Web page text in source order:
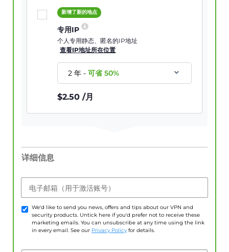
新增了新的地点
专用IP
个人专用静态、匿名的IP地址
查看IP地址所在位置
2 年-可省50%
$2.50 /月
详细信息
电子邮箱（用于激活账号）
We'd like to send you news, offers and tips about our VPN and
security products. Untick here if you'd prefer not to receive these
marketing emails. You can unsubscribe at any time using the link
in every email. See our Privacy Policy for details.